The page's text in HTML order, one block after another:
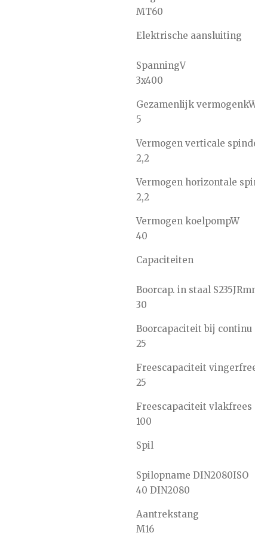
MT60
Elektrische aansluiting
SpanningV
3x400
Gezamenlijk vermogen
5
Vermogen verticale
2,2
Vermogen horizontale
2,2
Vermogen koelpompW
40
Capaciteiten
Boorcap. in staal S235JR
30
Boorcapaciteit bij continu
25
Freescapaciteit
25
Freescapaciteit vlakfrees
100
Spil
Spilopname DIN2080ISO
40 DIN2080
Aantrekstang
M16